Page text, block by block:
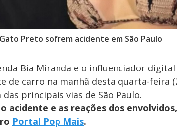
Preto sofrem acidente em São Paulo
Bia Miranda e o influenciador
de carro na manhã desta quarta-feira
principais vias de São Paulo.
acidente e as reações dos
Portal Pop Mais.